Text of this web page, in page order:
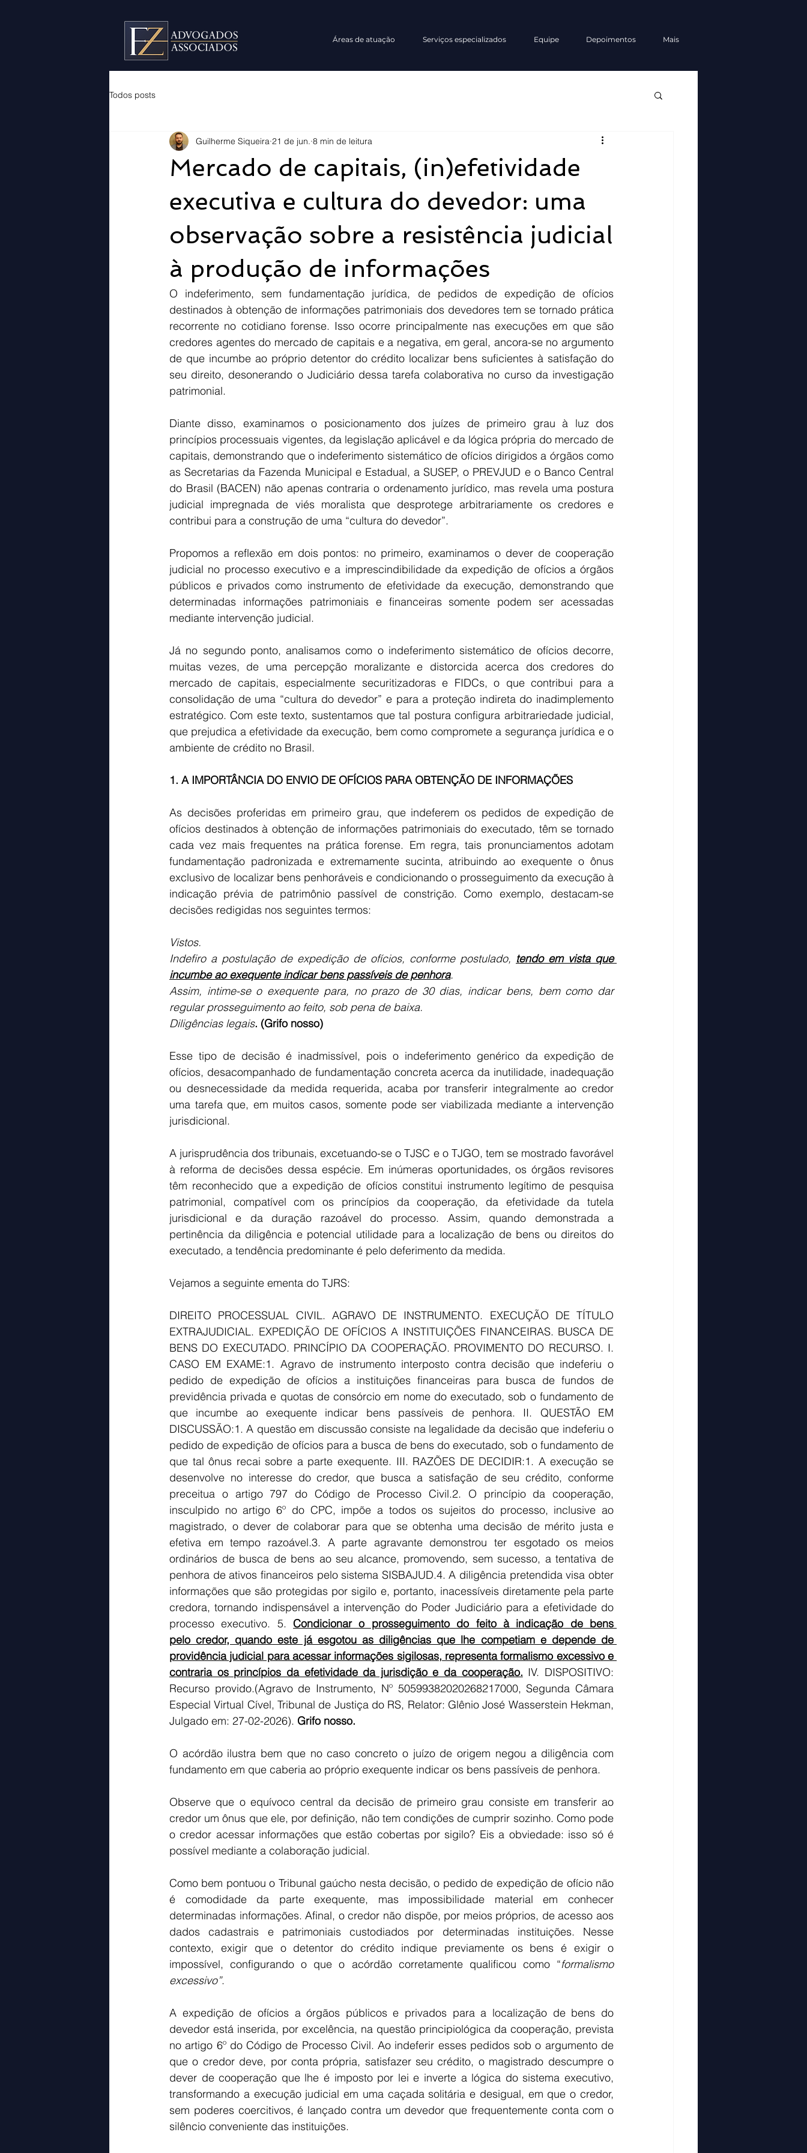
Áreas de atuação Serviços especializados Equipe Depoimentos Mais
Todos posts
Mercado de capitais, (in)efetividade
executiva e cultura do devedor: uma
observação sobre a resistência judicial
à produção de informações
Guilherme Siqueira 21 de jun. 8 min de leitura
O indeferimento, sem fundamentação jurídica, de pedidos de expedição de ofícios
destinados à obtenção de informações patrimoniais dos devedores tem se tornado prática
recorrente no cotidiano forense. Isso ocorre principalmente nas execuções em que são
credores agentes do mercado de capitais e a negativa, em geral, ancora-se no argumento
de que incumbe ao próprio detentor do crédito localizar bens suficientes à satisfação do
seu direito, desonerando o Judiciário dessa tarefa colaborativa no curso da investigação
patrimonial.
Diante disso, examinamos o posicionamento dos juízes de primeiro grau à luz dos
princípios processuais vigentes, da legislação aplicável e da lógica própria do mercado de
capitais, demonstrando que o indeferimento sistemático de ofícios dirigidos a órgãos como
as Secretarias da Fazenda Municipal e Estadual, a SUSEP, o PREVJUD e o Banco Central
do Brasil (BACEN) não apenas contraria o ordenamento jurídico, mas revela uma postura
judicial impregnada de viés moralista que desprotege arbitrariamente os credores e
contribui para a construção de uma “cultura do devedor”.
Propomos a reflexão em dois pontos: no primeiro, examinamos o dever de cooperação
judicial no processo executivo e a imprescindibilidade da expedição de ofícios a órgãos
públicos e privados como instrumento de efetividade da execução, demonstrando que
determinadas informações patrimoniais e financeiras somente podem ser acessadas
mediante intervenção judicial.
Já no segundo ponto, analisamos como o indeferimento sistemático de ofícios decorre,
muitas vezes, de uma percepção moralizante e distorcida acerca dos credores do
mercado de capitais, especialmente securitizadoras e FIDCs, o que contribui para a
consolidação de uma “cultura do devedor” e para a proteção indireta do inadimplemento
estratégico. Com este texto, sustentamos que tal postura configura arbitrariedade judicial,
que prejudica a efetividade da execução, bem como compromete a segurança jurídica e o
ambiente de crédito no Brasil.
1. A IMPORTÂNCIA DO ENVIO DE OFÍCIOS PARA OBTENÇÃO DE INFORMAÇÕES
As decisões proferidas em primeiro grau, que indeferem os pedidos de expedição de
ofícios destinados à obtenção de informações patrimoniais do executado, têm se tornado
cada vez mais frequentes na prática forense. Em regra, tais pronunciamentos adotam
fundamentação padronizada e extremamente sucinta, atribuindo ao exequente o ônus
exclusivo de localizar bens penhoráveis e condicionando o prosseguimento da execução à
indicação prévia de patrimônio passível de constrição. Como exemplo, destacam-se
decisões redigidas nos seguintes termos:
Vistos.
Indefiro a postulação de expedição de ofícios, conforme postulado, tendo em vista que
incumbe ao exequente indicar bens passíveis de penhora.
Assim, intime-se o exequente para, no prazo de 30 dias, indicar bens, bem como dar
regular prosseguimento ao feito, sob pena de baixa.
Diligências legais. (Grifo nosso)
Esse tipo de decisão é inadmissível, pois o indeferimento genérico da expedição de
ofícios, desacompanhado de fundamentação concreta acerca da inutilidade, inadequação
ou desnecessidade da medida requerida, acaba por transferir integralmente ao credor
uma tarefa que, em muitos casos, somente pode ser viabilizada mediante a intervenção
jurisdicional.
A jurisprudência dos tribunais, excetuando-se o TJSC e o TJGO, tem se mostrado favorável
à reforma de decisões dessa espécie. Em inúmeras oportunidades, os órgãos revisores
têm reconhecido que a expedição de ofícios constitui instrumento legítimo de pesquisa
patrimonial, compatível com os princípios da cooperação, da efetividade da tutela
jurisdicional e da duração razoável do processo. Assim, quando demonstrada a
pertinência da diligência e potencial utilidade para a localização de bens ou direitos do
executado, a tendência predominante é pelo deferimento da medida.
Vejamos a seguinte ementa do TJRS:
DIREITO PROCESSUAL CIVIL. AGRAVO DE INSTRUMENTO. EXECUÇÃO DE TÍTULO
EXTRAJUDICIAL. EXPEDIÇÃO DE OFÍCIOS A INSTITUIÇÕES FINANCEIRAS. BUSCA DE
BENS DO EXECUTADO. PRINCÍPIO DA COOPERAÇÃO. PROVIMENTO DO RECURSO. I.
CASO EM EXAME:1. Agravo de instrumento interposto contra decisão que indeferiu o
pedido de expedição de ofícios a instituições financeiras para busca de fundos de
previdência privada e quotas de consórcio em nome do executado, sob o fundamento de
que incumbe ao exequente indicar bens passíveis de penhora. II. QUESTÃO EM
DISCUSSÃO:1. A questão em discussão consiste na legalidade da decisão que indeferiu o
pedido de expedição de ofícios para a busca de bens do executado, sob o fundamento de
que tal ônus recai sobre a parte exequente. III. RAZÕES DE DECIDIR:1. A execução se
desenvolve no interesse do credor, que busca a satisfação de seu crédito, conforme
preceitua o artigo 797 do Código de Processo Civil.2. O princípio da cooperação,
insculpido no artigo 6º do CPC, impõe a todos os sujeitos do processo, inclusive ao
magistrado, o dever de colaborar para que se obtenha uma decisão de mérito justa e
efetiva em tempo razoável.3. A parte agravante demonstrou ter esgotado os meios
ordinários de busca de bens ao seu alcance, promovendo, sem sucesso, a tentativa de
penhora de ativos financeiros pelo sistema SISBAJUD.4. A diligência pretendida visa obter
informações que são protegidas por sigilo e, portanto, inacessíveis diretamente pela parte
credora, tornando indispensável a intervenção do Poder Judiciário para a efetividade do
processo executivo. 5. Condicionar o prosseguimento do feito à indicação de bens
pelo credor, quando este já esgotou as diligências que lhe competiam e depende de
providência judicial para acessar informações sigilosas, representa formalismo excessivo e
contraria os princípios da efetividade da jurisdição e da cooperação. IV. DISPOSITIVO:
Recurso provido.(Agravo de Instrumento, Nº 50599382020268217000, Segunda Câmara
Especial Virtual Cível, Tribunal de Justiça do RS, Relator: Glênio José Wasserstein Hekman,
Julgado em: 27-02-2026). Grifo nosso.
O acórdão ilustra bem que no caso concreto o juízo de origem negou a diligência com
fundamento em que caberia ao próprio exequente indicar os bens passíveis de penhora.
Observe que o equívoco central da decisão de primeiro grau consiste em transferir ao
credor um ônus que ele, por definição, não tem condições de cumprir sozinho. Como pode
o credor acessar informações que estão cobertas por sigilo? Eis a obviedade: isso só é
possível mediante a colaboração judicial.
Como bem pontuou o Tribunal gaúcho nesta decisão, o pedido de expedição de ofício não
é comodidade da parte exequente, mas impossibilidade material em conhecer
determinadas informações. Afinal, o credor não dispõe, por meios próprios, de acesso aos
dados cadastrais e patrimoniais custodiados por determinadas instituições. Nesse
contexto, exigir que o detentor do crédito indique previamente os bens é exigir o
impossível, configurando o que o acórdão corretamente qualificou como “formalismo
excessivo”.
A expedição de ofícios a órgãos públicos e privados para a localização de bens do
devedor está inserida, por excelência, na questão principiológica da cooperação, prevista
no artigo 6º do Código de Processo Civil. Ao indeferir esses pedidos sob o argumento de
que o credor deve, por conta própria, satisfazer seu crédito, o magistrado descumpre o
dever de cooperação que lhe é imposto por lei e inverte a lógica do sistema executivo,
transformando a execução judicial em uma caçada solitária e desigual, em que o credor,
sem poderes coercitivos, é lançado contra um devedor que frequentemente conta com o
silêncio conveniente das instituições.